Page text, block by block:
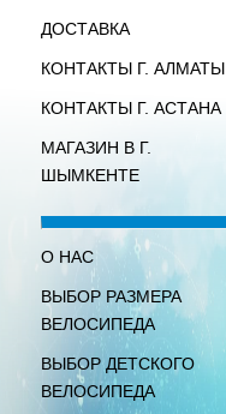
ДОСТАВКА
КОНТАКТЫ Г. АЛМАТЫ
КОНТАКТЫ Г. АСТАНА
МАГАЗИН В Г.
ШЫМКЕНТЕ
О НАС
ВЫБОР РАЗМЕРА
ВЕЛОСИПЕДА
ВЫБОР ДЕТСКОГО
ВЕЛОСИПЕДА